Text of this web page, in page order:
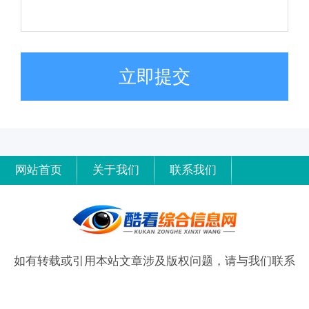
立即提交
网站首页 关于我们 联系我们
如有转载或引用本站文章涉及版权问题，请与我们联系